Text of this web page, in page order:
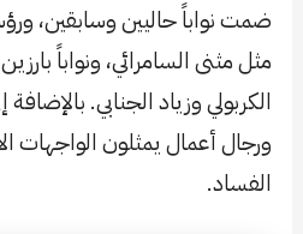
ضمت نواباً حاليين وسابقين،
مثل مثنى السامرائي، ونواباً
الكربولي وزياد الجنابي.
ورجال أعمال يمثلون الواجهات
الفساد.